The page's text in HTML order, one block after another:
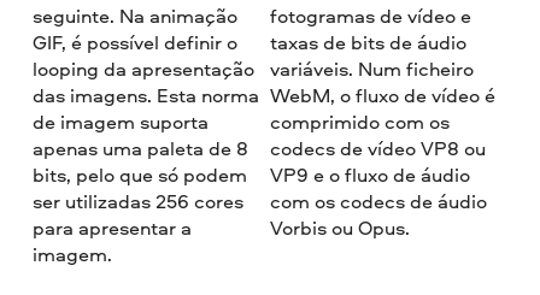
seguinte. Na animação
GIF, é possível definir o
looping da apresentação
das imagens. Esta norma
de imagem suporta
apenas uma paleta de 8
bits, pelo que só podem
ser utilizadas 256 cores
para apresentar a
imagem.
fotogramas de vídeo e
taxas de bits de áudio
variáveis. Num ficheiro
WebM, o fluxo de vídeo é
comprimido com os
codecs de vídeo VP8 ou
VP9 e o fluxo de áudio
com os codecs de áudio
Vorbis ou Opus.